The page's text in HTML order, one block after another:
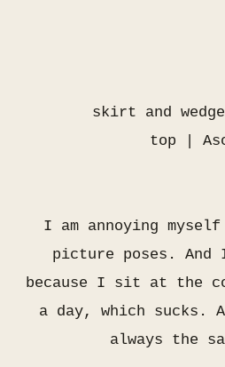
skirt and
top |
I am annoying
picture poses. And
because I sit at the
a day, which sucks.
always the